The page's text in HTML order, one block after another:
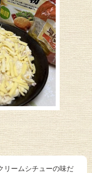
リームシチューの味だ